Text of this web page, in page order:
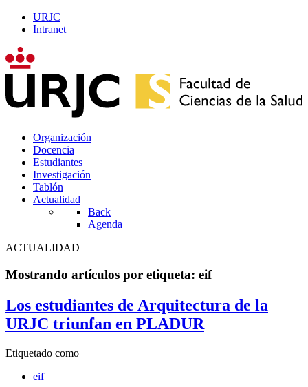
URJC
Intranet
Organización
Docencia
Estudiantes
Investigación
Tablón
Actualidad
Back
Agenda
ACTUALIDAD
Mostrando artículos por etiqueta: eif
Los estudiantes de Arquitectura de la
URJC triunfan en PLADUR
Etiquetado como
eif